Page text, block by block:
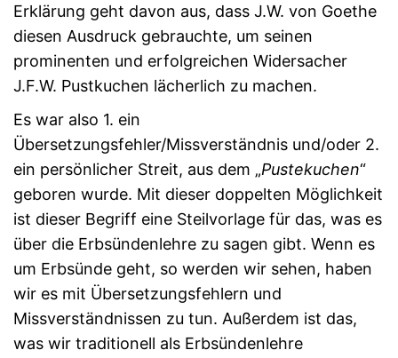
Erklärung geht davon aus, dass J.W. von Goethe
diesen Ausdruck gebrauchte, um seinen
prominenten und erfolgreichen Widersacher
J.F.W. Pustkuchen lächerlich zu machen.
Es war also 1. ein
Übersetzungsfehler/Missverständnis und/oder 2.
ein persönlicher Streit, aus dem „Pustekuchen“
geboren wurde. Mit dieser doppelten Möglichkeit
ist dieser Begriff eine Steilvorlage für das, was es
über die Erbsündenlehre zu sagen gibt. Wenn es
um Erbsünde geht, so werden wir sehen, haben
wir es mit Übersetzungsfehlern und
Missverständnissen zu tun. Außerdem ist das,
was wir traditionell als Erbsündenlehre